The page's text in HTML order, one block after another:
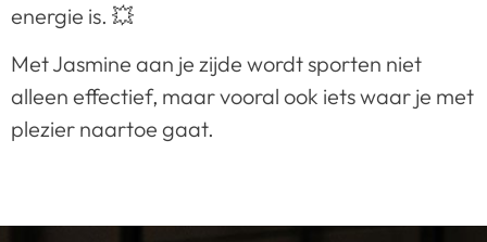
energie is. 💥
Met Jasmine aan je zijde wordt sporten niet
alleen effectief, maar vooral ook iets waar je met
plezier naartoe gaat.